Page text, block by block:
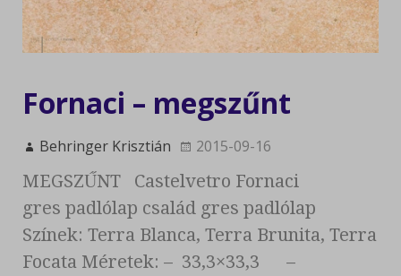
Fornaci – megszűnt
Behringer Krisztián 2015-09-16
MEGSZŰNT Castelvetro Fornaci
gres padlólap család gres padlólap
Színek: Terra Blanca, Terra Brunita, Terra
Focata Méretek: – 33,3×33,3 –